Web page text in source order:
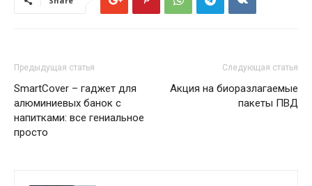
Предыдущая статья
SmartCover – гаджет для
алюминиевых банок с
напитками: все гениальное
просто
Следующая статья
Акция на биоразлагаемые
пакеты ПВД